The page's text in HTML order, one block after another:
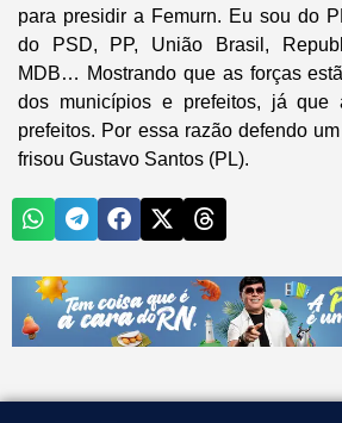
para presidir a Femurn. Eu sou do
do PSD, PP, União Brasil,
MDB… Mostrando que as forças
dos municípios e prefeitos, já que
prefeitos. Por essa razão defendo
frisou Gustavo Santos (PL).